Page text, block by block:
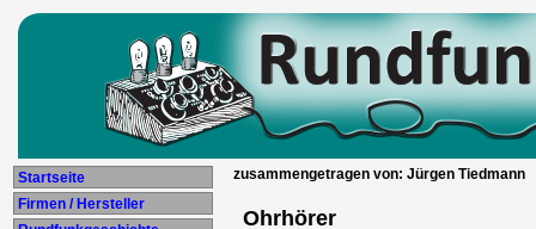
Startseite
Firmen / Hersteller
zusammengetragen von: Jürgen Tiedmann
Ohrhörer